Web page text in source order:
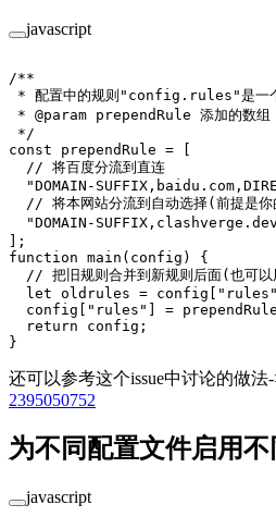
javascript
/**
* 配置中的规则"config.rules"是一个
* @param prependRule 添加的数组
*/
const prependRule = [
  // 将百度分流到直连
"DOMAIN-
// 将本网站分流到自动选择(前提是
"DOMAIN-
];
function main ( config ) {
// 把旧规则合并到新规则后面(也可以
  let
oldrules = config[ "rules"
  config[
"rules" ] =
  return
config;
}
还可以参考这个issue中讨论的做法
2395050752
为不同配置文件启用
javascript